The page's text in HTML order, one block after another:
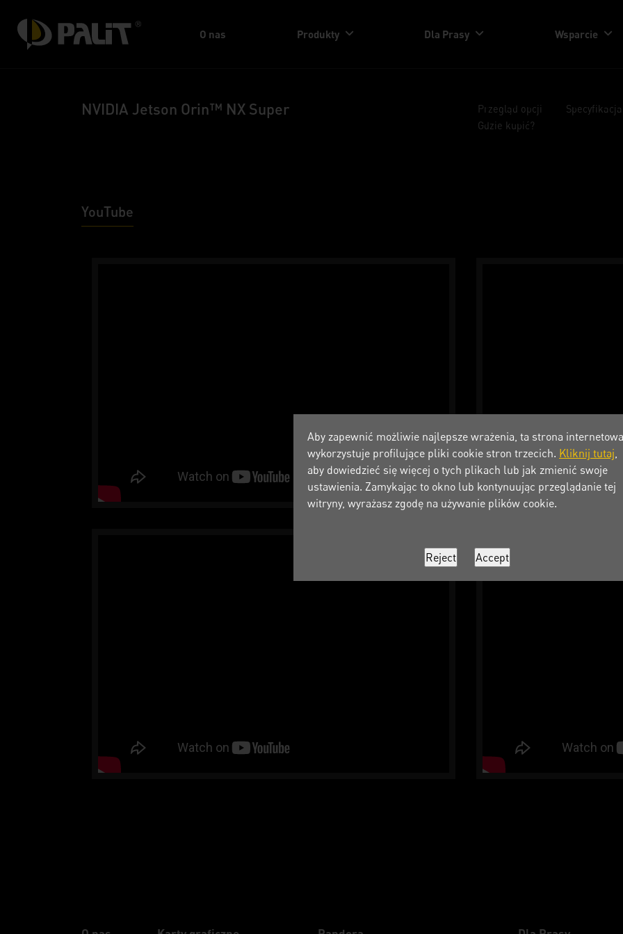
Aby zapewnić możliwie najlepsze wrażenia, ta strona internetowa
wykorzystuje profilujące pliki cookie stron trzecich. Kliknij tutaj
aby dowiedzieć się więcej o tych plikach lub jak zmienić swoje
ustawienia. Zamykając to okno lub kontynuując przeglądanie tej
witryny, wyrażasz zgodę na używanie plików cookie.
O nas Produkty Dla Prasy Wsparcie
NVIDIA Jetson Orin™ NX Super Przegląd opcji
Specyfikacja
Gdzie kupić?
YouTube